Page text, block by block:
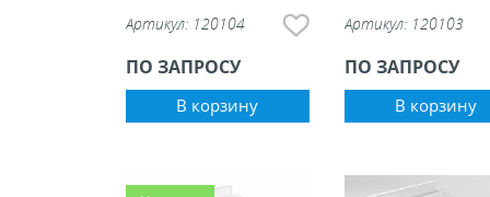
Артикул: 120104
ПО ЗАПРОСУ
В корзину
Артикул: 120103
ПО ЗАПРОСУ
В корзину